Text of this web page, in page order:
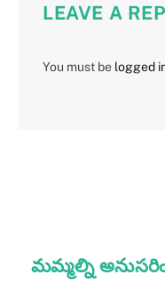
LEAVE A
You must be logged
మమ్మల్ని